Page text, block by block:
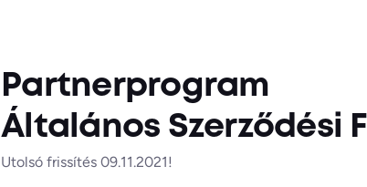
Partnerprogram
Általános Szerződési
Utolsó frissítés 09.11.2021!